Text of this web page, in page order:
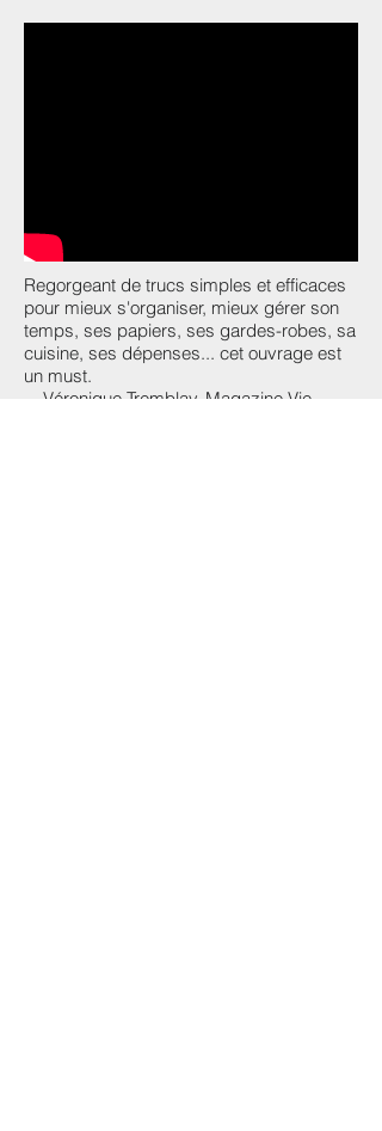
Regorgeant de trucs simples et efficaces
pour mieux s'organiser, mieux gérer son
temps, ses papiers, ses gardes-robes, sa
cuisine, ses dépenses... cet ouvrage est
un must.
Véronique Tremblay, Magazine Vie-